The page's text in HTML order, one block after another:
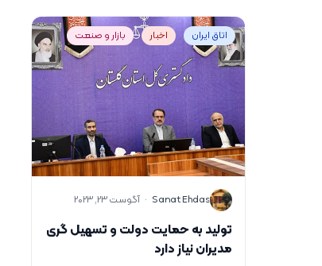
اتاق ایران اخبار بازار و صنعت
S
Sanat Ehdas
· آگوست 23, 2023
تولید به حمایت دولت و تسهیل گری
مدیران نیاز دارد